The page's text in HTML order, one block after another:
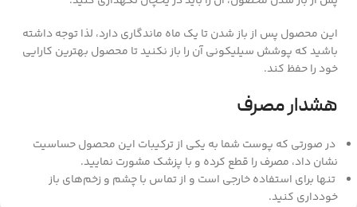
این محصول پس از باز شدن تا یک ماه ماندگاری دارد، لذا توجه داشته
باشید که پوشش سیلیکونی آن را باز نکنید تا محصول بهترین کارایی
خود را حفظ کند.
هشدار مصرف
در صورتی که پوست شما به یکی از ترکیبات این محصول حساسیت
نشان داد، مصرف را قطع کرده و با پزشک مشورت نمایید.
تنها برای استفاده خارجی است و از تماس با چشم و زخم‌های باز
خودداری کنید.